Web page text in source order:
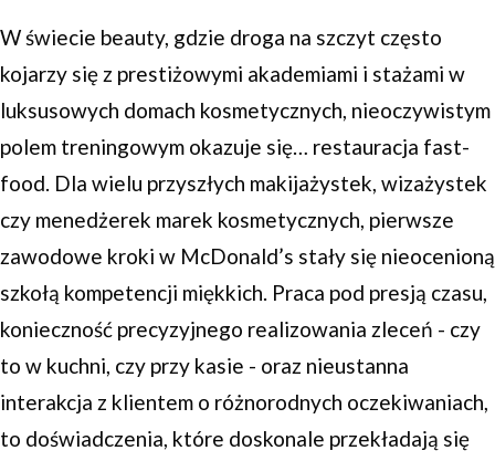
W świecie beauty, gdzie droga na szczyt często
kojarzy się z prestiżowymi akademiami i stażami w
luksusowych domach kosmetycznych, nieoczywistym
polem treningowym okazuje się… restauracja fast-
food. Dla wielu przyszłych makijażystek, wizażystek
czy menedżerek marek kosmetycznych, pierwsze
zawodowe kroki w McDonald’s stały się nieocenioną
szkołą kompetencji miękkich. Praca pod presją czasu,
konieczność precyzyjnego realizowania zleceń - czy
to w kuchni, czy przy kasie - oraz nieustanna
interakcja z klientem o różnorodnych oczekiwaniach,
to doświadczenia, które doskonale przekładają się